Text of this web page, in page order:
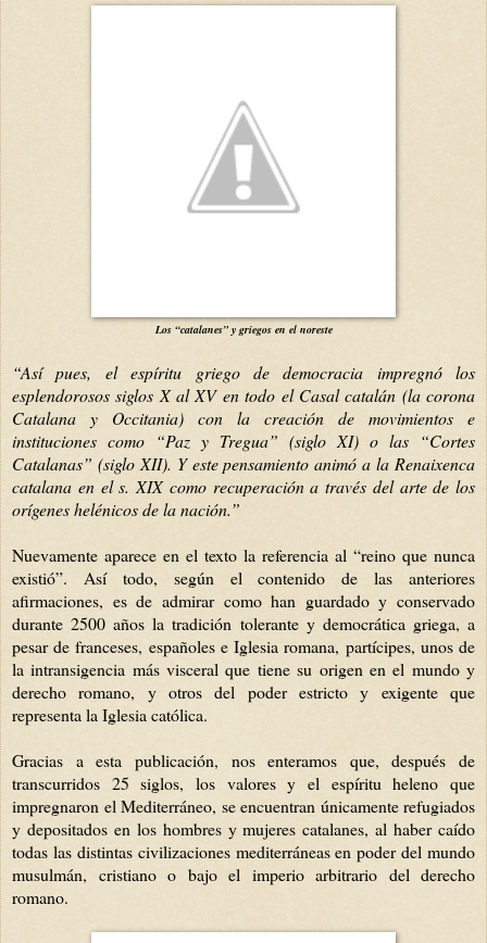
Los “catalanes” y griegos en el noreste
“Así pues, el espíritu griego de democracia impregnó los
esplendorosos siglos X al XV en todo el Casal catalán (la corona
Catalana y Occitania) con la creación de movimientos e
instituciones como “Paz y Tregua” (siglo XI) o las “Cortes
Catalanas” (siglo XII). Y este pensamiento animó a la Renaixenca
catalana en el s. XIX como recuperación a través del arte de los
orígenes helénicos de la nación.”
Nuevamente aparece en el texto la referencia al “reino que nunca
existió”. Así todo, según el contenido de las anteriores
afirmaciones, es de admirar como han guardado y conservado
durante 2500 años la tradición tolerante y democrática griega, a
pesar de franceses, españoles e Iglesia romana, partícipes, unos de
la intransigencia más visceral que tiene su origen en el mundo y
derecho romano, y otros del poder estricto y exigente que
representa la Iglesia católica.
Gracias a esta publicación, nos enteramos que, después de
transcurridos 25 siglos, los valores y el espíritu heleno que
impregnaron el Mediterráneo, se encuentran únicamente refugiados
y depositados en los hombres y mujeres catalanes, al haber caído
todas las distintas civilizaciones mediterráneas en poder del mundo
musulmán, cristiano o bajo el imperio arbitrario del derecho
romano.